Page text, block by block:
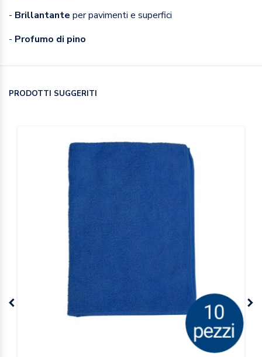
- Brillantante per pavimenti e superfici
- Profumo di pino
PRODOTTI SUGGERITI